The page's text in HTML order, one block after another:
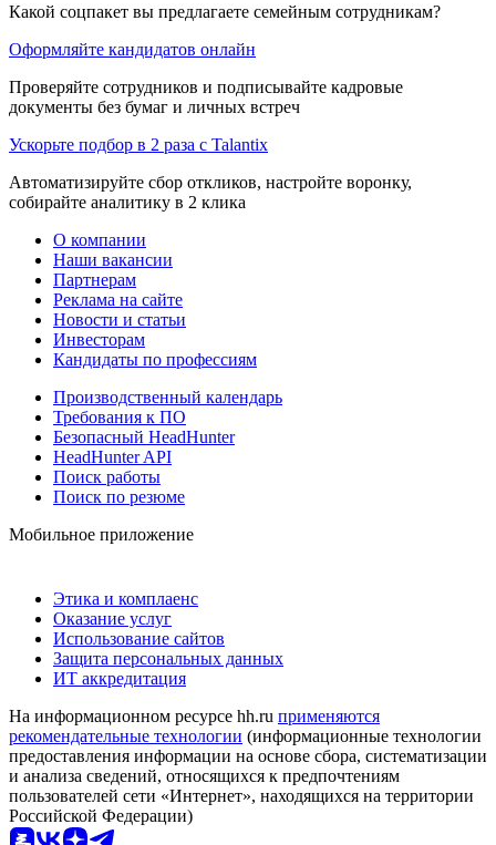
Какой соцпакет вы предлагаете семейным сотрудникам?
Оформляйте кандидатов онлайн
Проверяйте сотрудников и подписывайте кадровые
документы без бумаг и личных встреч
Ускорьте подбор в 2 раза с Talantix
Автоматизируйте сбор откликов, настройте воронку,
собирайте аналитику в 2 клика
О компании
Наши вакансии
Партнерам
Реклама на сайте
Новости и статьи
Инвесторам
Кандидаты по профессиям
Производственный календарь
Требования к ПО
Безопасный HeadHunter
HeadHunter API
Поиск работы
Поиск по резюме
Мобильное приложение
Этика и комплаенс
Оказание услуг
Использование сайтов
Защита персональных данных
ИТ аккредитация
На информационном ресурсе hh.ru применяются
рекомендательные технологии (информационные технологии
предоставления информации на основе сбора, систематизации
и анализа сведений, относящихся к предпочтениям
пользователей сети «Интернет», находящихся на территории
Российской Федерации)